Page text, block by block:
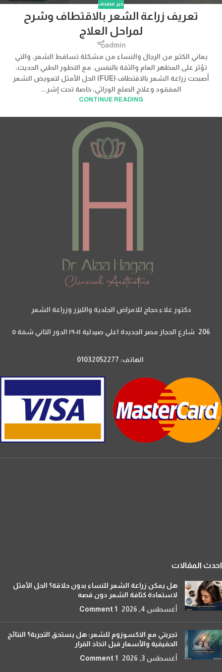
غير مصنف
تعريف زراعة الشعر بالاقتطاف وشرح
لمراحل العلاج
admin
يعاني الكثير من الرجال والنساء من مشكلة تساقط الشعر، والتي
تؤثر على المظهر العام والثقة بالنفس. مع التطور الطبي الحديث،
أصبحت زراعة الشعر بالاقتطاف (FUE) الحل الأمثل لتعويض الشعر
المفقود وعلاج الصلع الوراثي، خاصة تحت إشر...
CONTINUE READING
دكتور علاء حجاج للامراض الجلدية والليزر وزراعة الشعر
206 شارع الحجاز مصر الجديدة اعلي صيدلية ١٩٠١١ الدور التاني شقة ٥
الهاتف: 01032052277
احدث المقالات
هل يمكن زراعة الشعر للنساء بدون حلاقة؟ الحل الأمثل
لاستعادة كثافة الشعر دون قصه
أغسطس 4, 2026
1 Comment
تجربتي مع الاكسوزوم للشعر: هل يستحق التجربة؟ النتائج
الحقيقية والأسعار قبل اتخاذ القرار
أغسطس 3, 2026
1 Comment